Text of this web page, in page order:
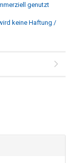
genutzt
keine Haftung /